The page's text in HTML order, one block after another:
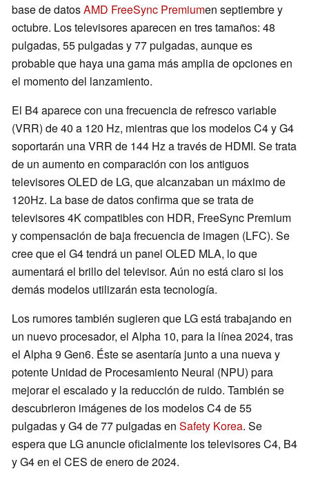
base de datosAMD FreeSync Premiumen septiembre y
octubre. Los televisores aparecen en tres tamaños: 48
pulgadas, 55 pulgadas y 77 pulgadas, aunque es
probable que haya una gama más amplia de opciones en
el momento del lanzamiento.
El B4 aparece con una frecuencia de refresco variable
(VRR) de 40 a 120 Hz, mientras que los modelos C4 y G4
soportarán una VRR de 144 Hz a través de HDMI. Se trata
de un aumento en comparación con los antiguos
televisores OLED de LG, que alcanzaban un máximo de
120Hz. La base de datos confirma que se trata de
televisores 4K compatibles con HDR, FreeSync Premium
y compensación de baja frecuencia de imagen (LFC). Se
cree que el G4 tendrá un panel OLED MLA, lo que
aumentará el brillo del televisor. Aún no está claro si los
demás modelos utilizarán esta tecnología.
Los rumores también sugieren que LG está trabajando en
un nuevo procesador, el Alpha 10, para la línea 2024, tras
el Alpha 9 Gen6. Éste se asentaría junto a una nueva y
potente Unidad de Procesamiento Neural (NPU) para
mejorar el escalado y la reducción de ruido. También se
descubrieron imágenes de los modelos C4 de 55
pulgadas y G4 de 77 pulgadas en Safety Korea. Se
espera que LG anuncie oficialmente los televisores C4, B4
y G4 en el CES de enero de 2024.